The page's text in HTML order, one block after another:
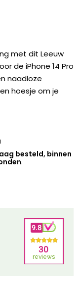
met dit Leeuw
de iPhone 14 Pro
naadloze
hoesje om je
besteld, binnen
.